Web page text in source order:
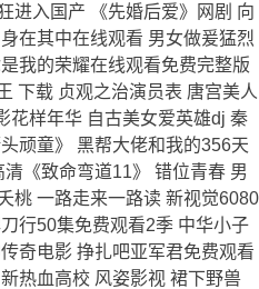
进入国产 《先婚后爱》网剧 向
在其中在线观看 男女做爰猛烈
我的荣耀在线观看免费完整版
下载 贞观之治演员表 唐宫美人
花样年华 自古美女爱英雄dj 秦
顽童》 黑帮大佬和我的356天
《致命弯道11》 错位青春 男
桃 一路走来一路读 新视觉6080
行50集免费观看2季 中华小子
奇电影 挣扎吧亚军君免费观看
热血高校 风姿影视 裙下野兽